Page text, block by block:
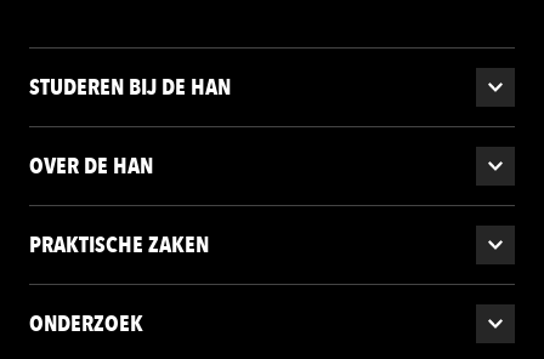
STUDEREN BIJ DE HAN
OVER DE HAN
PRAKTISCHE ZAKEN
ONDERZOEK